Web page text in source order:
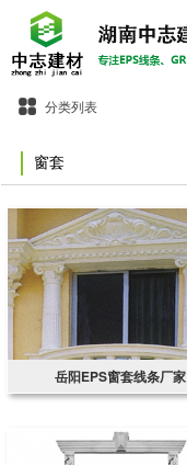
分类列表
窗套
岳阳EPS窗套线条厂家